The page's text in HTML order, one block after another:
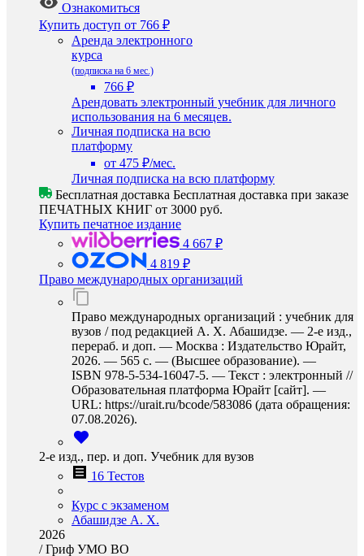
Ознакомиться
Купить доступ от 766 ₽
Аренда электронного
курса
(подписка на 6 мес.)
766 ₽
Арендовать электронный учебник для личного
использования на 6 месяцев.
Личная подписка на всю
платформу
от 475 ₽/мес.
Личная подписка на всю платформу
Бесплатная доставка Бесплатная доставка при заказе
ПЕЧАТНЫХ КНИГ от 3000 руб.
Купить печатное издание
4 667 ₽
4 819 ₽
Право международных организаций
Право международных организаций : учебник для
вузов / под редакцией А. Х. Абашидзе. — 2-е изд.,
перераб. и доп. — Москва : Издательство Юрайт,
2026. — 565 с. — (Высшее образование). —
ISBN 978-5-534-16047-5. — Текст : электронный //
Образовательная платформа Юрайт [сайт]. —
URL: https://urait.ru/bcode/583086 (дата обращения:
07.08.2026).
2-е изд., пер. и доп. Учебник для вузов
16 Тестов
Курс с экзаменом
Абашидзе А. Х.
2026
/Гриф УМО ВО